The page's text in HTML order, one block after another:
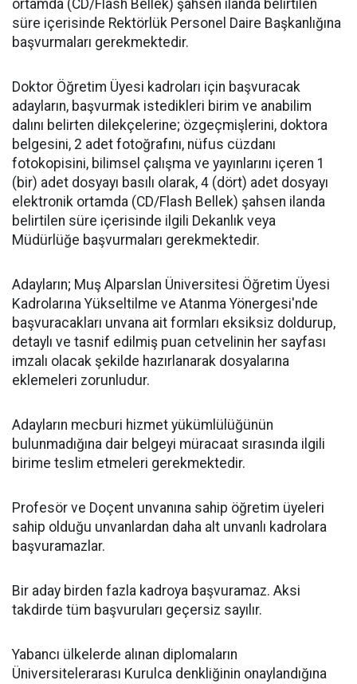
ortamda (CD/Flash Bellek) şahsen ilanda belirtilen
süre içerisinde Rektörlük Personel Daire Başkanlığına
başvurmaları gerekmektedir.
Doktor Öğretim Üyesi kadroları için başvuracak
adayların, başvurmak istedikleri birim ve anabilim
dalını belirten dilekçelerine; özgeçmişlerini, doktora
belgesini, 2 adet fotoğrafını, nüfus cüzdanı
fotokopisini, bilimsel çalışma ve yayınlarını içeren 1
(bir) adet dosyayı basılı olarak, 4 (dört) adet dosyayı
elektronik ortamda (CD/Flash Bellek) şahsen ilanda
belirtilen süre içerisinde ilgili Dekanlık veya
Müdürlüğe başvurmaları gerekmektedir.
Adayların; Muş Alparslan Üniversitesi Öğretim Üyesi
Kadrolarına Yükseltilme ve Atanma Yönergesi'nde
başvuracakları unvana ait formları eksiksiz doldurup,
detaylı ve tasnif edilmiş puan cetvelinin her sayfası
imzalı olacak şekilde hazırlanarak dosyalarına
eklemeleri zorunludur.
Adayların mecburi hizmet yükümlülüğünün
bulunmadığına dair belgeyi müracaat sırasında ilgili
birime teslim etmeleri gerekmektedir.
Profesör ve Doçent unvanına sahip öğretim üyeleri
sahip olduğu unvanlardan daha alt unvanlı kadrolara
başvuramazlar.
Bir aday birden fazla kadroya başvuramaz. Aksi
takdirde tüm başvuruları geçersiz sayılır.
Yabancı ülkelerde alınan diplomaların
Üniversitelerarası Kurulca denkliğinin onaylandığına